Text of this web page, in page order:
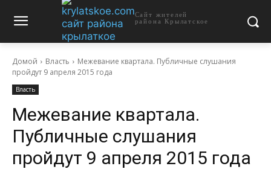
Сайт жителей
района Крылатское
Домой Власть
Межевание квартала. Публичные слушания
пройдут 9 апреля 2015 года
Власть
Межевание квартала.
Публичные слушания
пройдут 9 апреля 2015 года